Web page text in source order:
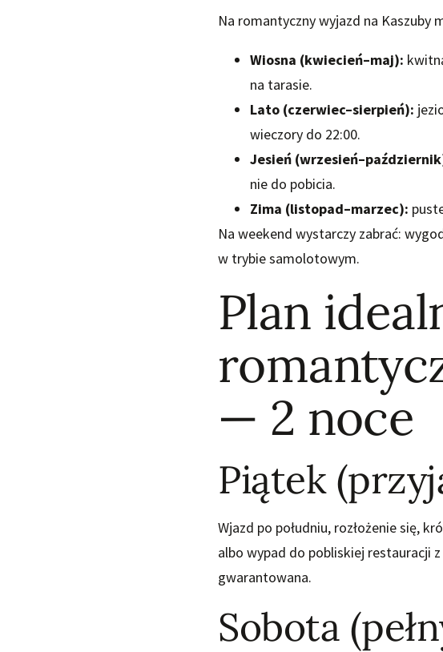
Na romantyczny wyjazd na
Wiosna (kwiecień–maj):
na tarasie.
Lato (czerwiec–sierpień):
wieczory do 22:00.
Jesień
nie do pobicia.
Zima (listopad–marzec):
Na weekend wystarczy zabrać:
w trybie samolotowym.
Plan
— 2 noce
Piątek
Wjazd po południu, rozłożenie się,
albo wypad do pobliskiej restauracji
gwarantowana.
Sobota